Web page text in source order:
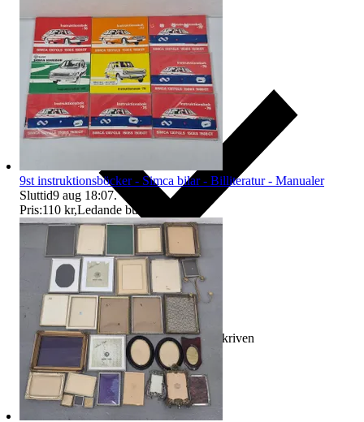
Ersättning om varan inte är som beskriven
9st instruktionsböcker - Simca bilar - Billiteratur - Manualer
Sluttid9 aug 18:07.
Pris:110 kr,Ledande bud